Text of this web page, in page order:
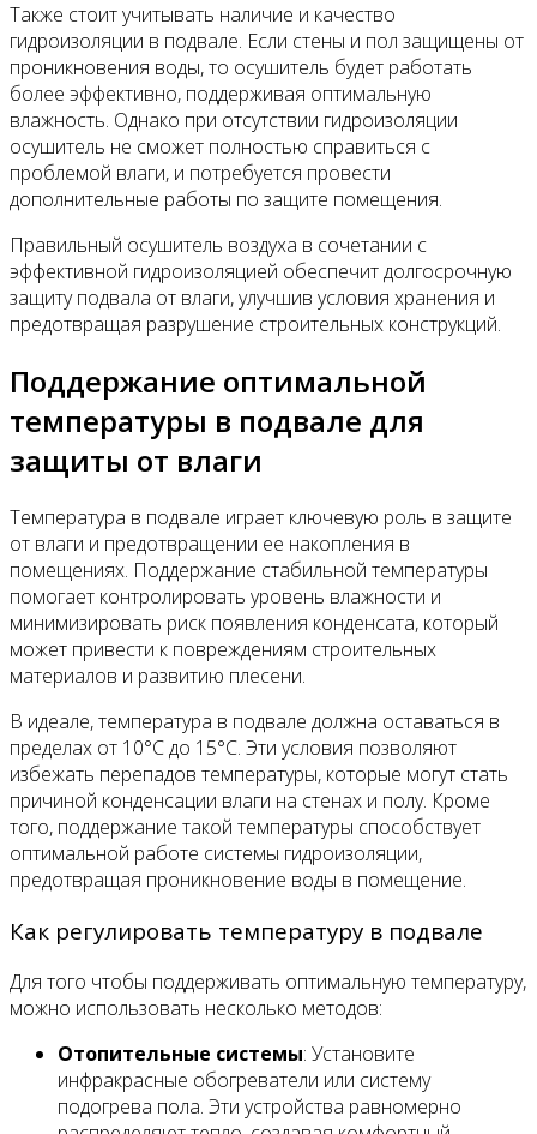
Также стоит учитывать наличие и качество
гидроизоляции в подвале. Если стены и пол защищены от
проникновения воды, то осушитель будет работать
более эффективно, поддерживая оптимальную
влажность. Однако при отсутствии гидроизоляции
осушитель не сможет полностью справиться с
проблемой влаги, и потребуется провести
дополнительные работы по защите помещения.
Правильный осушитель воздуха в сочетании с
эффективной гидроизоляцией обеспечит долгосрочную
защиту подвала от влаги, улучшив условия хранения и
предотвращая разрушение строительных конструкций.
Поддержание оптимальной
температуры в подвале для
защиты от влаги
Температура в подвале играет ключевую роль в защите
от влаги и предотвращении ее накопления в
помещениях. Поддержание стабильной температуры
помогает контролировать уровень влажности и
минимизировать риск появления конденсата, который
может привести к повреждениям строительных
материалов и развитию плесени.
В идеале, температура в подвале должна оставаться в
пределах от 10°C до 15°C. Эти условия позволяют
избежать перепадов температуры, которые могут стать
причиной конденсации влаги на стенах и полу. Кроме
того, поддержание такой температуры способствует
оптимальной работе системы гидроизоляции,
предотвращая проникновение воды в помещение.
Как регулировать температуру в подвале
Для того чтобы поддерживать оптимальную температуру,
можно использовать несколько методов:
Отопительные системы: Установите
инфракрасные обогреватели или систему
подогрева пола. Эти устройства равномерно